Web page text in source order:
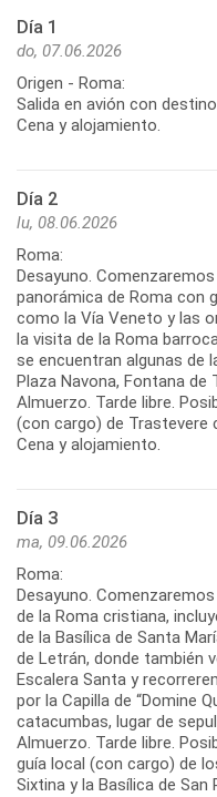
Día 1
do, 07.06.2026
Origen - Roma:
Salida en avión con
Día 2
lu, 08.06.2026
Roma:
Desayuno.
panorámica de Roma con
como la Vía Veneto y las
la visita de la Roma
se encuentran algunas de
Plaza Navona, Fontana de
Almuerzo. Tarde libre.
(con cargo) de Trastevere
Día 3
ma, 09.06.2026
Roma:
Desayuno.
de la Roma cristiana,
de la Basílica de Santa
de Letrán, donde también
Escalera Santa y
por la Capilla de “Domine
catacumbas, lugar de
Almuerzo. Tarde libre.
guía local (con cargo) de
Sixtina y la Basílica de San